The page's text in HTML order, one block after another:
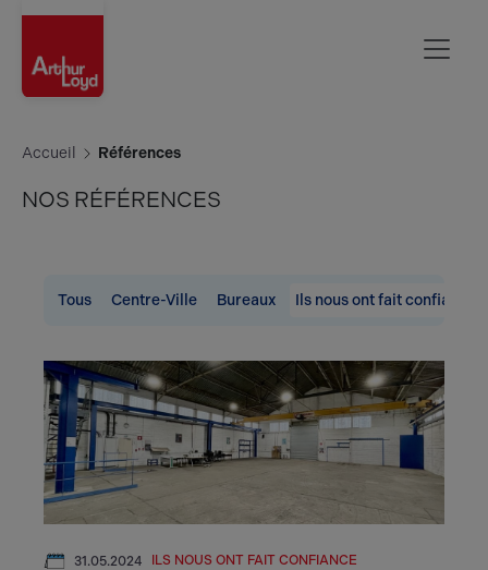
Accueil Références
NOS RÉFÉRENCES
Tous Centre-Ville Bureaux Ils nous ont fait confiance
31.05.2024 ILS NOUS ONT FAIT CONFIANCE